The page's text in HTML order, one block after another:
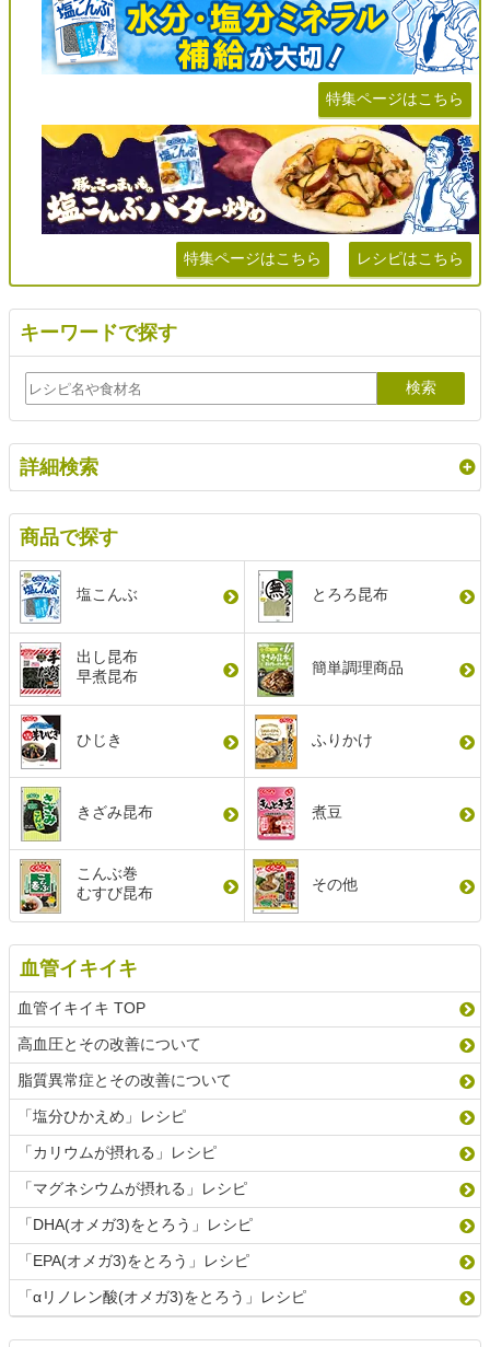
特集ページはこちら
特集ページはこちら レシピはこちら
キーワードで探す
詳細検索
商品で探す
塩こんぶ とろろ昆布
出し昆布
早煮昆布
簡単調理商品
ひじき ふりかけ
きざみ昆布 煮豆
こんぶ巻
むすび昆布
その他
血管イキイキ
血管イキイキ TOP
高血圧とその改善について
脂質異常症とその改善について
「塩分ひかえめ」レシピ
「カリウムが摂れる」レシピ
「マグネシウムが摂れる」レシピ
「DHA(オメガ3)をとろう」レシピ
「EPA(オメガ3)をとろう」レシピ
「αリノレン酸(オメガ3)をとろう」レシピ